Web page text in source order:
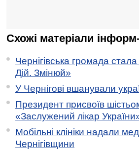
Схожі матеріали інформ-
Чернігівська громада
Дій. Змінюй»
У Чернігові вшанували
Президент присвоїв
«Заслужений лікар
Мобільні клініки надали
Чернігівщини